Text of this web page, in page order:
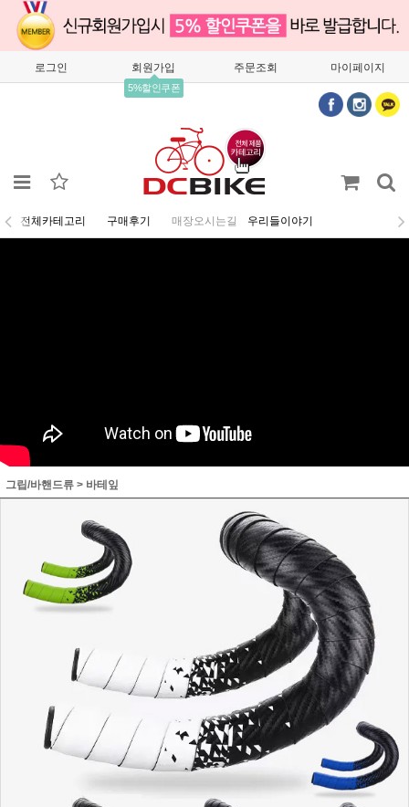
로그인 회원가입
5%할인쿠폰
주문조회 마이페이지
전체카테고리 구매후기 매장오시는길 우리들이야기
그립/바핸드류 > 바테잎